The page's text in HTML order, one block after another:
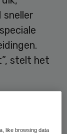
sneller
stelt het
like browsing data